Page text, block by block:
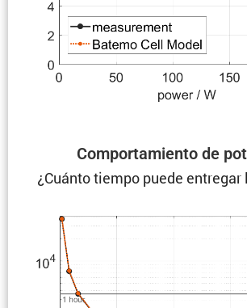
Compor­ta­miento de
¿Cuánto tiempo puede entregar